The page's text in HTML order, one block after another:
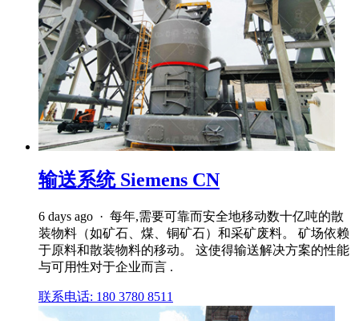
输送系统 Siemens CN
6 days ago · 每年,需要可靠而安全地移动数十亿吨的散
装物料（如矿石、煤、铜矿石）和采矿废料。 矿场依赖
于原料和散装物料的移动。 这使得输送解决方案的性能
与可用性对于企业而言 .
联系电话: 180 3780 8511